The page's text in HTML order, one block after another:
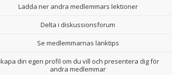
Ladda ner andra medlemmars lektioner
Delta i diskussionsforum
Se medlemmarnas länktips
din egen profil om du vill och presentera dig för
andra medlemmar